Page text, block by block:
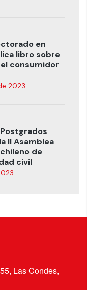
en
libro sobre
consumidor
2023
II Asamblea
de
civil
Las Condes,